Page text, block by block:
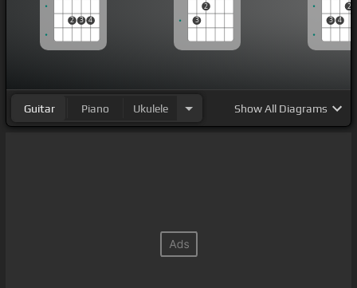
2 3 4 3
2
3 4
2
Guitar Piano Ukulele ShowAll Diagrams